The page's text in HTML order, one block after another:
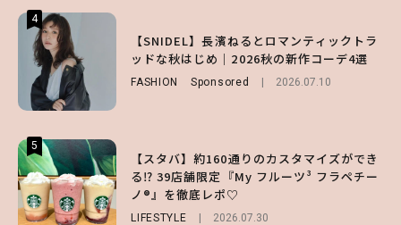
4
【SNIDEL】長濱ねるとロマンティックトラ
ッドな秋はじめ｜2026秋の新作コーデ4選
FASHION Sponsored 2026.07.10
5
【スタバ】約160通りのカスタマイズができ
る⁉ 39店舗限定『My フルーツ³ フラペチー
ノ®』を徹底レポ♡
LIFESTYLE 2026.07.30
4
【大原優乃】夏メイクはプレイフルに！ドキ
ッとしちゃう色っぽ“うるみ目”のつくり方
BEAUTY 2026.08.01
5
【SNIDEL】長濱ねるとロマンティックトラ
ッドな秋はじめ｜2026秋の新作コーデ4選
4
月直伝♡ ドライシャンプー「バティスト」
を使ったプロ級スタイリング3選
Sponsored
5
【ハローキティ】がスシローと初コラボ♡
第1弾の気になるメニュー＆限定グッズを総
チェック！
LIFESTYLE 2026.07.31